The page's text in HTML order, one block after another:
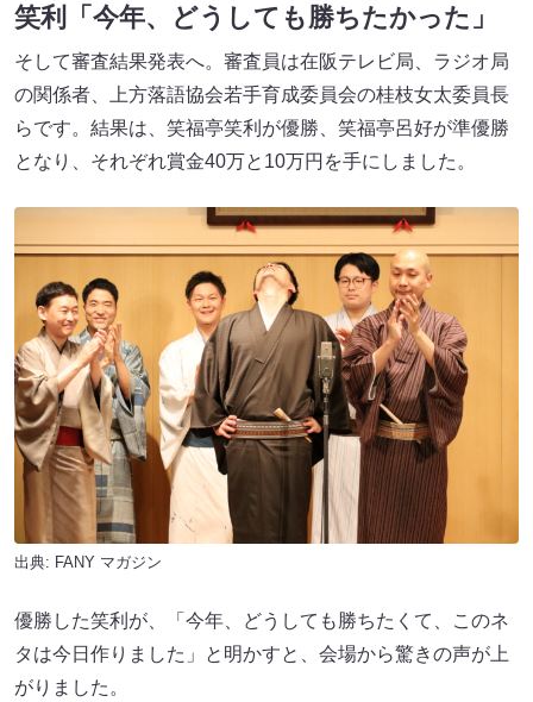
笑利「今年、どうしても勝ちたかった」
そして審査結果発表へ。審査員は在阪テレビ局、ラジオ局
の関係者、上方落語協会若手育成委員会の桂枝女太委員長
らです。結果は、笑福亭笑利が優勝、笑福亭呂好が準優勝
となり、それぞれ賞金40万と10万円を手にしました。
出典: FANY マガジン
優勝した笑利が、「今年、どうしても勝ちたくて、このネ
タは今日作りました」と明かすと、会場から驚きの声が上
がりました。